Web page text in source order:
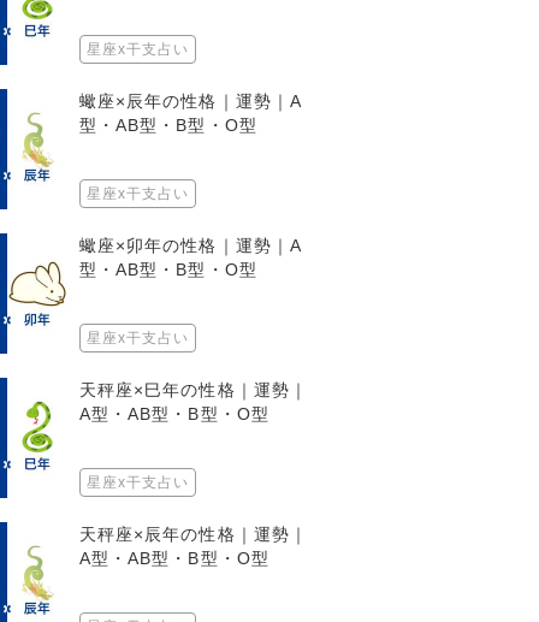
星座x干支占い
蠍座×辰年の性格｜運勢｜A
型・AB型・B型・O型
星座x干支占い
蠍座×卯年の性格｜運勢｜A
型・AB型・B型・O型
星座x干支占い
天秤座×巳年の性格｜運勢｜
A型・AB型・B型・O型
星座x干支占い
天秤座×辰年の性格｜運勢｜
A型・AB型・B型・O型